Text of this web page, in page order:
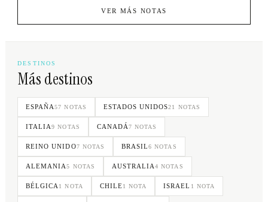
VER MÁS NOTAS
DESTINOS
Más destinos
ESPAÑA57 NOTAS ESTADOS UNIDOS21 NOTAS
ITALIA9 NOTAS CANADÁ 7 NOTAS
REINO UNIDO7 NOTAS BRASIL6 NOTAS
ALEMANIA5 NOTAS AUSTRALIA4 NOTAS
BÉLGICA 1 NOTA CHILE 1 NOTA ISRAEL 1 NOTA